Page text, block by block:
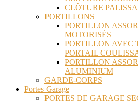
CLÔTURE
PORTILLONS
PORTILLON
MOTORISÉS
PORTILLON AVEC
PORTAIL
PORTILLON
ALUMINIUM
GARDE-CORPS
Portes Garage
PORTES DE GARAGE